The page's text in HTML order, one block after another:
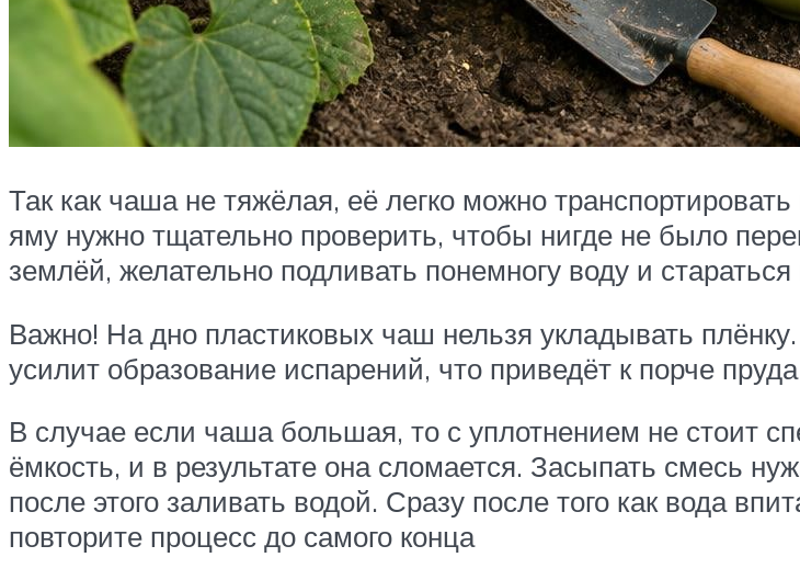
Так как чаша не тяжёлая, её легко можно
яму нужно тщательно проверить, чтобы нигде не было
землёй, желательно подливать понемногу воду и
Важно! На дно пластиковых чаш нельзя укладывать
усилит образование испарений, что приведёт к порче пруда
В случае если чаша большая, то с уплотнением не стоит
ёмкость, и в результате она сломается. Засыпать смесь
после этого заливать водой. Сразу после того как вода
повторите процесс до самого конца